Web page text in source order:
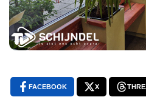
FACEBOOK X